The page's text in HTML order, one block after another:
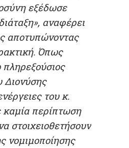
εξέδωσε
αναφέρει
αποτυπώνοντας
Όπως
πληρεξούσιος
Διονύσης
του κ.
καμία περίπτωση
στοιχειοθετήσουν
νομιμοποίησης